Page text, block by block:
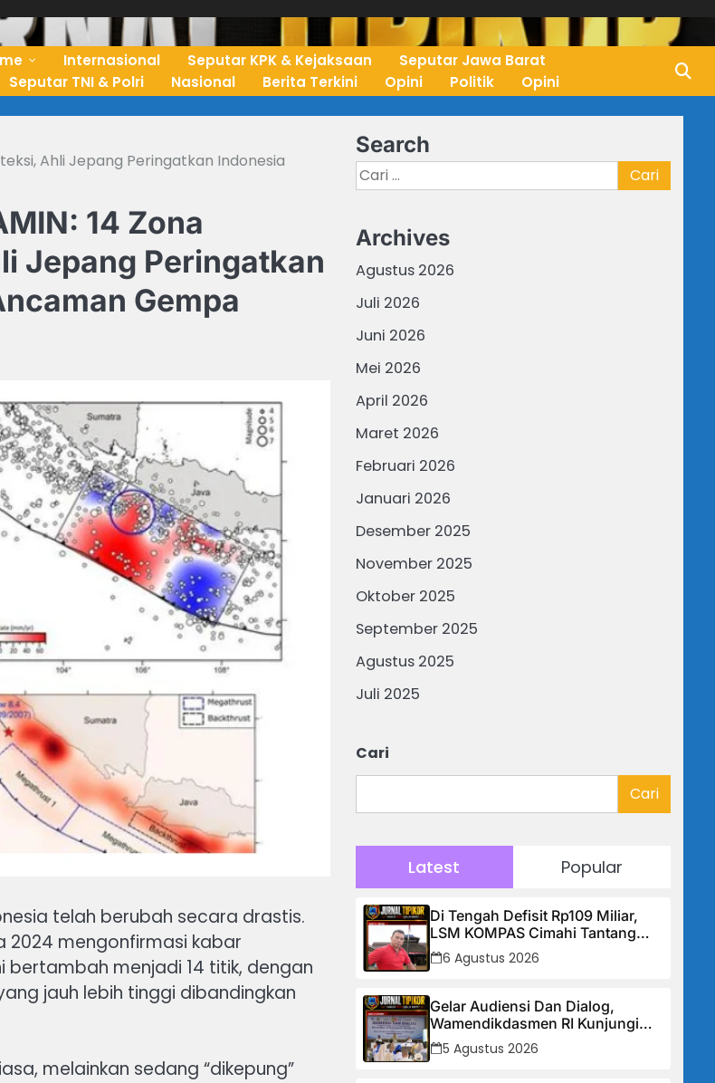
Internasional Seputar KPK & Kejaksaan
Seputar Jawa Barat
Seputar TNI & Polri Nasional Berita Terkini Opini Politik Opini
Ahli Jepang Peringatkan Indonesia
14 Zona
Jepang Peringatkan
Gempa
telah berubah secara drastis.
2024 mengonfirmasi kabar
bertambah menjadi 14 titik, dengan
jauh lebih tinggi dibandingkan
melainkan sedang “dikepung”
Search
Cari
untuk:
Archives
Agustus 2026
Juli 2026
Juni 2026
Mei 2026
April 2026
Maret 2026
Februari 2026
Januari 2026
Desember 2025
November 2025
Oktober 2025
September 2025
Agustus 2025
Juli 2025
Cari
Cari
Latest Popular
Di Tengah Defisit Rp109 Miliar,
LSM KOMPAS Cimahi Tantang
Pemkot: Hentikan Budaya Tutup-
Tutupan, Buka Data Keuangan
6 Agustus 2026
Gelar Audiensi Dan Dialog,
Wamendikdasmen RI Kunjungi
Kabupaten Sukabumi, 174
Sekolah Mendapat Bantuan
5 Agustus 2026